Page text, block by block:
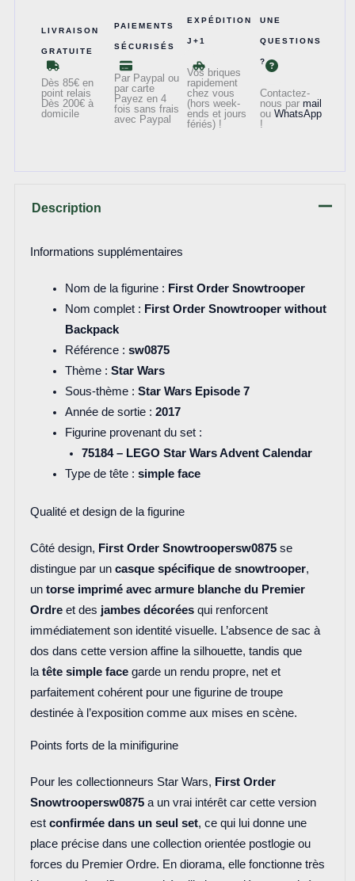
LIVRAISON
GRATUITE
Dès 85€ en
point relais
Dès 200€ à
domicile
PAIEMENTS
SÉCURISÉS
Par Paypal ou
par carte
Payez en 4
fois sans frais
avec Paypal
EXPÉDITION
J+1
Vos briques
rapidement
chez vous
(hors week-
ends et jours
fériés) !
UNE
QUESTIONS
?
Contactez-
nous par mail
ou WhatsApp
!
Description
Informations supplémentaires
Nom de la figurine : First Order Snowtrooper
Nom complet : First Order Snowtrooper without
Backpack
Référence : sw0875
Thème : Star Wars
Sous-thème : Star Wars Episode 7
Année de sortie : 2017
Figurine provenant du set :
75184 – LEGO Star Wars Advent Calendar
Type de tête : simple face
Qualité et design de la figurine
Côté design, First Order Snowtroopersw0875se
distingue par un casque spécifique de snowtrooper,
un torse imprimé avec armure blanche du Premier
Ordreet des jambes décoréesqui renforcent
immédiatement son identité visuelle. L’absence de sac à
dos dans cette version affine la silhouette, tandis que
la tête simple facegarde un rendu propre, net et
parfaitement cohérent pour une figurine de troupe
destinée à l’exposition comme aux mises en scène.
Points forts de la minifigurine
Pour les collectionneurs Star Wars, First Order
Snowtroopersw0875a un vrai intérêt car cette version
est confirmée dans un seul set, ce qui lui donne une
place précise dans une collection orientée postlogie ou
forces du Premier Ordre. En diorama, elle fonctionne très